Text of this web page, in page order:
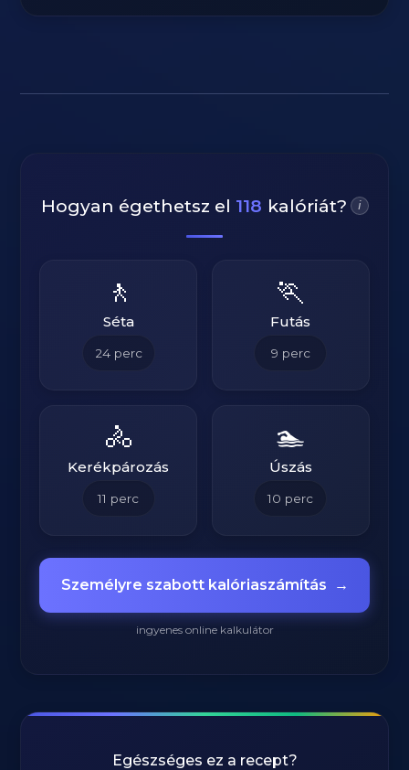
Hogyan égethetsz el 118 kalóriát? i
🚶
Séta
24perc
🏃
Futás
9 perc
🚴
Kerékpározás
11 perc
🏊
Úszás
10 perc
Személyre szabott kalóriaszámítás →
ingyenes online kalkulátor
Egészséges ez a recept?